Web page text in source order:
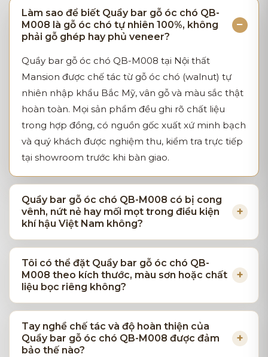
Làm sao để biết Quầy bar gỗ óc chó QB-
M008 là gỗ óc chó tự nhiên 100%, không
phải gỗ ghép hay phủ veneer?
Quầy bar gỗ óc chó QB-M008 tại Nội thất
Mansion được chế tác từ gỗ óc chó (walnut) tự
nhiên nhập khẩu Bắc Mỹ, vân gỗ và màu sắc thật
hoàn toàn. Mọi sản phẩm đều ghi rõ chất liệu
trong hợp đồng, có nguồn gốc xuất xứ minh bạch
và quý khách được nghiệm thu, kiểm tra trực tiếp
tại showroom trước khi bàn giao.
Quầy bar gỗ óc chó QB-M008 có bị cong
vênh, nứt nẻ hay mối mọt trong điều kiện
khí hậu Việt Nam không?
Tôi có thể đặt Quầy bar gỗ óc chó QB-
M008 theo kích thước, màu sơn hoặc chất
liệu bọc riêng không?
Tay nghề chế tác và độ hoàn thiện của
Quầy bar gỗ óc chó QB-M008 được đảm
bảo thế nào?